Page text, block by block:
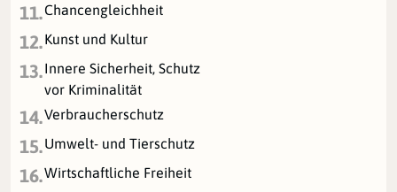
11.Chancengleichheit
12.Kunst und Kultur
13.Innere Sicherheit, Schutz
vor Kriminalität
14.Verbraucherschutz
15.Umwelt- und Tierschutz
16.Wirtschaftliche Freiheit